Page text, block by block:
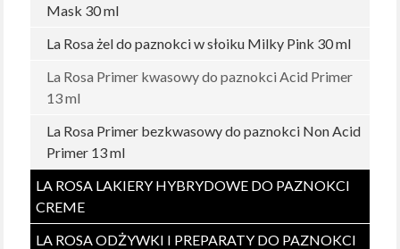
Mask 30 ml
La Rosa żel do paznokci w słoiku Milky Pink 30 ml
La Rosa Primer kwasowy do paznokci Acid Primer
13 ml
La Rosa Primer bezkwasowy do paznokci Non Acid
Primer 13 ml
LA ROSA LAKIERY HYBRYDOWE DO PAZNOKCI
CREME
LA ROSA ODŻYWKI I PREPARATY DO PAZNOKCI